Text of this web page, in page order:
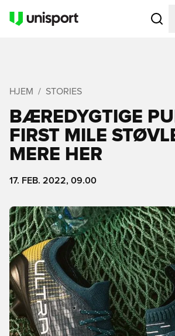
HJEM STORIES
BÆREDYGTIGE
FIRST MILE
MERE HER
17. FEB. 2022, 09.00